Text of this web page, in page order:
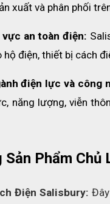
xuất và phân phối
an toàn điện:
hộ điện, thiết bị cách
điện lực và công
năng lượng, viễn
Sản Phẩm Chủ
Điện Salisbury: